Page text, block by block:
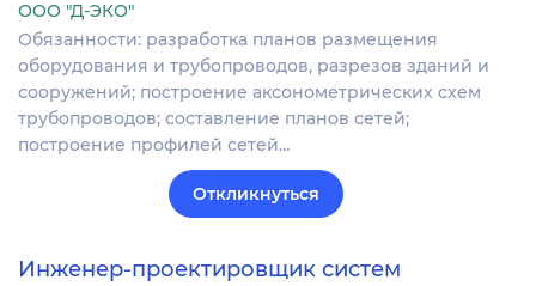
ООО "Д-ЭКО"
Обязанности: разработка планов размещения
оборудования и трубопроводов, разрезов зданий и
сооружений; построение аксонометрических схем
трубопроводов; составление планов сетей;
построение профилей сетей…
Откликнуться
Инженер-проектировщик систем